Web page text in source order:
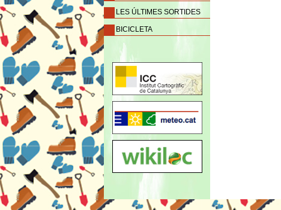
LES ÚLTIMES SORTIDES
BICICLETA